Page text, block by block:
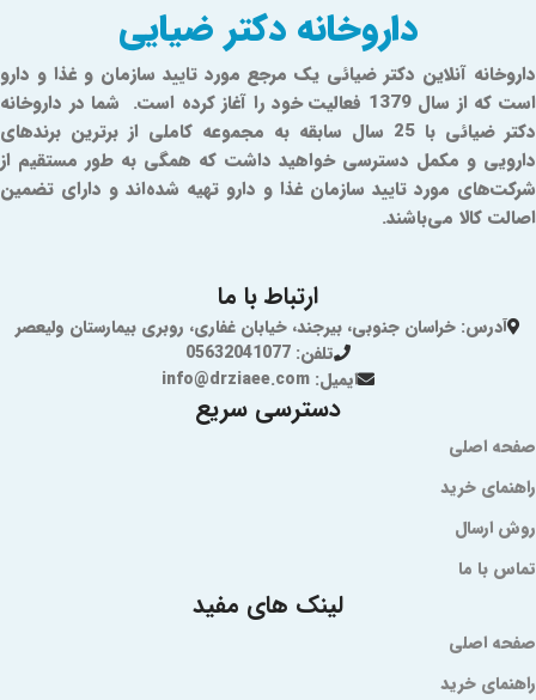
داروخانه دکتر ضیایی
داروخانه آنلاین دکتر ضیائی یک مرجع مورد تایید سازمان و غذا و دارو
است که از سال 1379 فعالیت خود را آغاز کرده است. شما در داروخانه
دکتر ضیائی با 25 سال سابقه به مجموعه کاملی از برترین برندهای
دارویی و مکمل دسترسی خواهید داشت که همگی به طور مستقیم از
شرکت‌های مورد تایید سازمان غذا و دارو تهیه شده‌اند و دارای تضمین
اصالت کالا می‌باشند.
ارتباط با ما
آدرس: خراسان جنوبی، بیرجند، خیابان غفاری، روبری بیمارستان ولیعصر
تلفن: 05632041077
ایمیل: info@drziaee.com
دسترسی سریع
صفحه اصلی
راهنمای خرید
روش ارسال
تماس با ما
لینک های مفید
صفحه اصلی
راهنمای خرید